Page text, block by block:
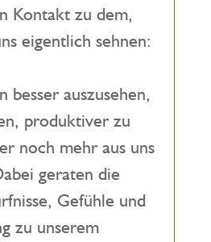
Kontakt zu dem,
eigentlich sehnen:
besser auszusehen,
produktiver zu
noch mehr aus uns
geraten die
Gefühle und
zu unserem